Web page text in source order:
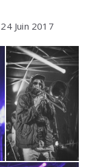
Juin 2017